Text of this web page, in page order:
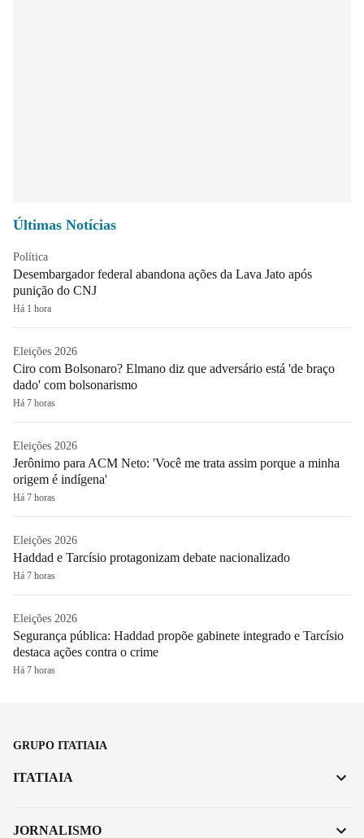
Últimas Notícias
Política
Desembargador federal abandona ações da Lava Jato após
punição do CNJ
Há 1 hora
Eleições 2026
Ciro com Bolsonaro? Elmano diz que adversário está 'de braço
dado' com bolsonarismo
Há 7 horas
Eleições 2026
Jerônimo para ACM Neto: 'Você me trata assim porque a minha
origem é indígena'
Há 7 horas
Eleições 2026
Haddad e Tarcísio protagonizam debate nacionalizado
Há 7 horas
Eleições 2026
Segurança pública: Haddad propõe gabinete integrado e Tarcísio
destaca ações contra o crime
Há 7 horas
GRUPO ITATIAIA
ITATIAIA
JORNALISMO